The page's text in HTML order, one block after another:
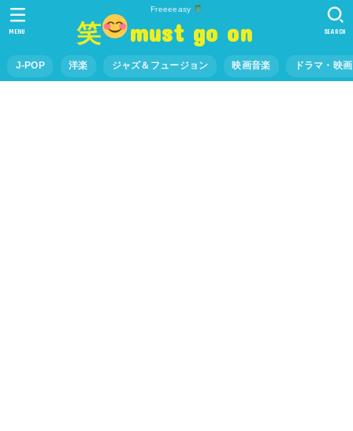
Freeeeasy
笑 must go on
J-POP 洋楽 ジャズ＆フュージョン 映画音楽 ドラマ・映
SEARCH
MENU